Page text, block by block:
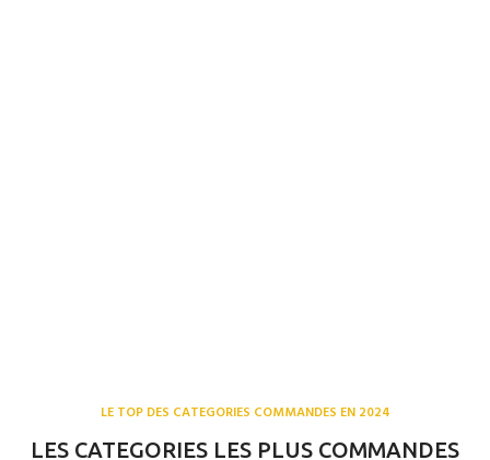
LE TOP DES CATEGORIES COMMANDES EN 2024
LES CATEGORIES LES PLUS COMMANDES